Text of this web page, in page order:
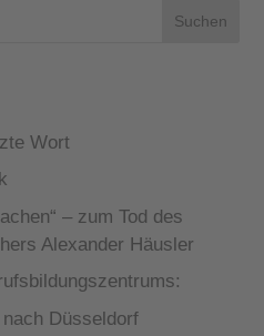
Suchen
Wort
– zum Tod des
Alexander Häusler
Düsseldorf